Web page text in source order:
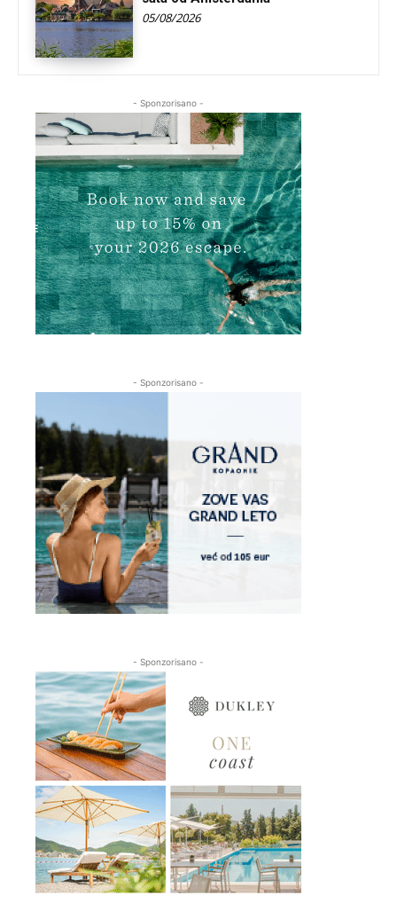
05/08/2026
- Sponzorisano -
- Sponzorisano -
- Sponzorisano -